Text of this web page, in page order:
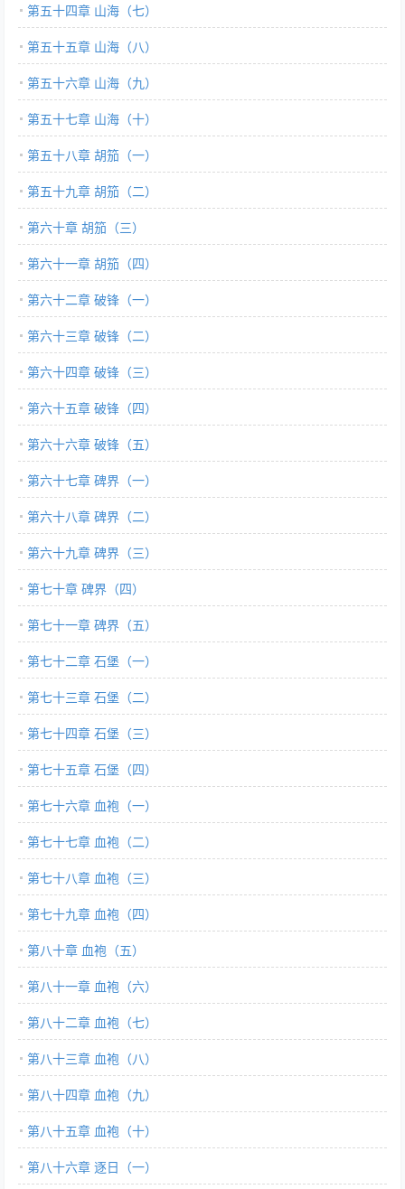
第五十四章 山海（七）
第五十五章 山海（八）
第五十六章 山海（九）
第五十七章 山海（十）
第五十八章 胡笳（一）
第五十九章 胡笳（二）
第六十章 胡笳（三）
第六十一章 胡笳（四）
第六十二章 破锋（一）
第六十三章 破锋（二）
第六十四章 破锋（三）
第六十五章 破锋（四）
第六十六章 破锋（五）
第六十七章 碑界（一）
第六十八章 碑界（二）
第六十九章 碑界（三）
第七十章 碑界（四）
第七十一章 碑界（五）
第七十二章 石堡（一）
第七十三章 石堡（二）
第七十四章 石堡（三）
第七十五章 石堡（四）
第七十六章 血袍（一）
第七十七章 血袍（二）
第七十八章 血袍（三）
第七十九章 血袍（四）
第八十章 血袍（五）
第八十一章 血袍（六）
第八十二章 血袍（七）
第八十三章 血袍（八）
第八十四章 血袍（九）
第八十五章 血袍（十）
第八十六章 逐日（一）